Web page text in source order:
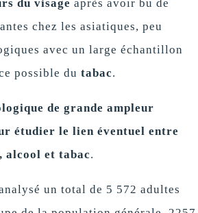
du visage après avoir bu de
chez les asiatiques, peu
avec un large échantillon
possible du tabac.
de grande ampleur
étudier le lien éventuel entre
alcool et tabac.
un total de 5 572 adultes